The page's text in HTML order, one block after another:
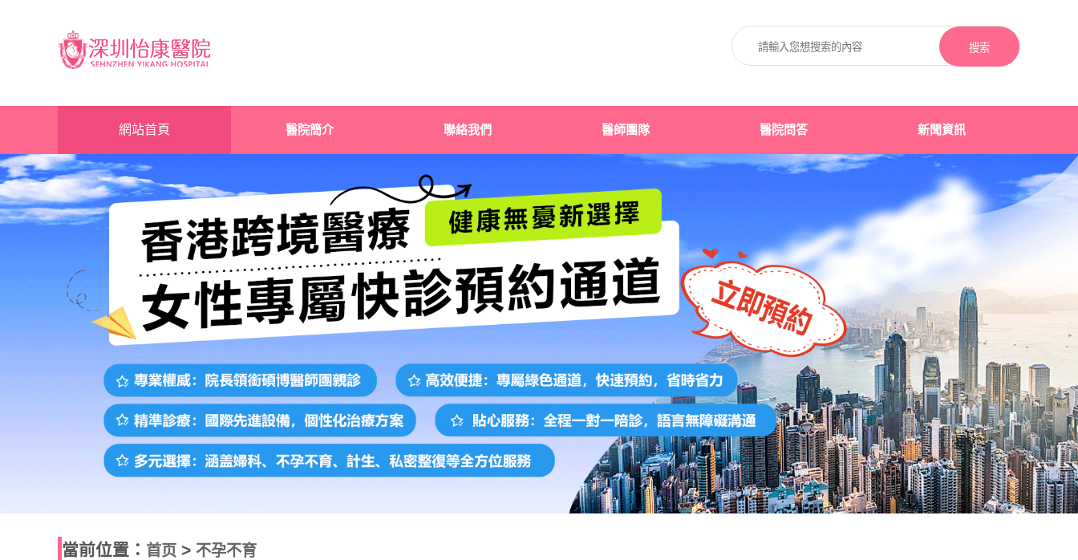
搜索
網站首頁 醫院簡介 聯絡我們 醫師團隊 醫院問答 新聞資訊
當前位置： 首页 > 不孕不育